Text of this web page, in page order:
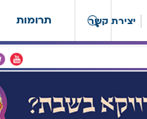
תרומות יצירת קשר